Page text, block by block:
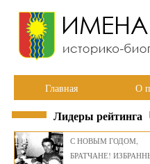
Главная О
Лидеры рейтинга
С НОВЫМ ГОДОМ,
БРАТЧАНЕ!